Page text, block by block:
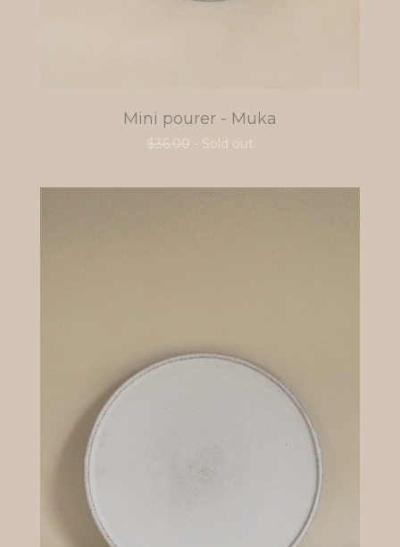
Mini pourer - Muka
$36.00 - Sold out